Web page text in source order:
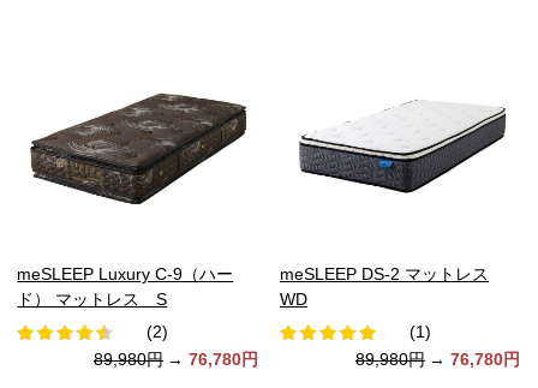
meSLEEP Luxury C-9（ハー
ド） マットレス S
(2)
89,980円 → 76,780円
meSLEEP DS-2 マットレス
WD
(1)
89,980円 → 76,780円